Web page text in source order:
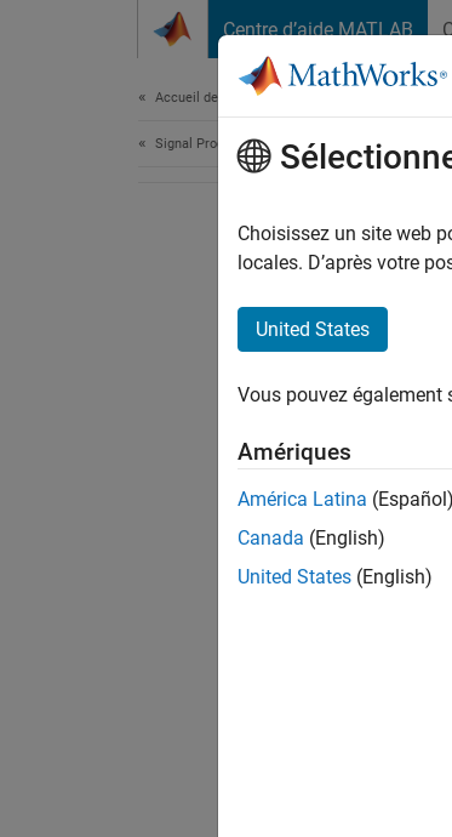
Centre d’aide MATLAB
Accueil de la documentation
Signal Processing
Choisissez un site web
locales. D’après votre
United States
Vous pouvez également
Amériques
América Latina (Español)
Canada (English)
United States (English)